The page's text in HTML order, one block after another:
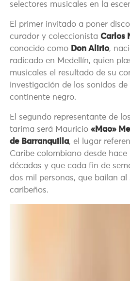
selectores musicales en la
El primer invitado a poner
curador y coleccionista Carlos
conocido como Don Alirio,
radicado en Medellín, quien
musicales el resultado de su
investigación de los sonidos
continente negro.
El segundo representante de
tarima será Mauricio «Mao»
de Barranquilla, el lugar
Caribe colombiano desde hace
décadas y que cada fin de
dos mil personas, que bailan al
caribeños.